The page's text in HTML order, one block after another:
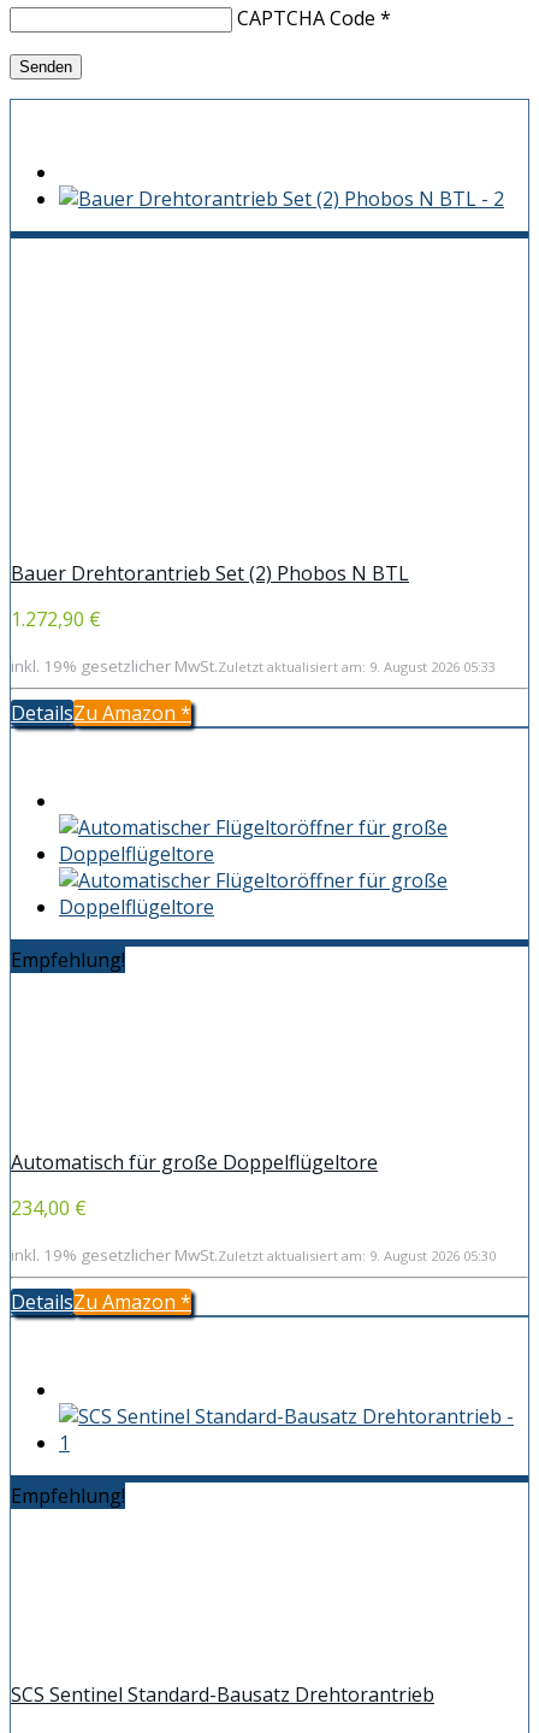
CAPTCHA Code *
Bauer Drehtorantrieb Set (2) Phobos N BTL
1.272,90 €
inkl. 19% gesetzlicher MwSt.Zuletzt aktualisiert am: 9. August 2026 05:33
DetailsZu Amazon *
Empfehlung!
Automatisch für große Doppelflügeltore
234,00 €
inkl. 19% gesetzlicher MwSt.Zuletzt aktualisiert am: 9. August 2026 05:30
DetailsZu Amazon *
Empfehlung!
SCS Sentinel Standard-Bausatz Drehtorantrieb